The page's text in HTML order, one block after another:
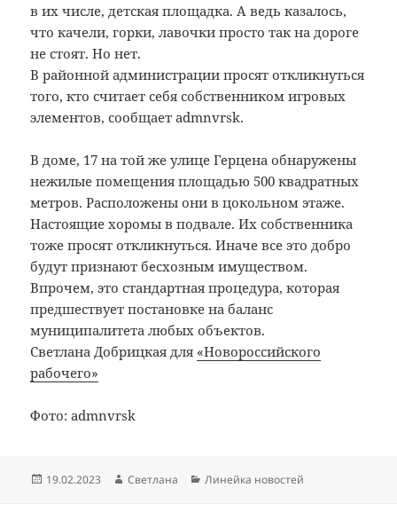
в их числе, детская площадка. А ведь казалось,
что качели, горки, лавочки просто так на дороге
не стоят. Но нет.
В районной администрации просят откликнуться
того, кто считает себя собственником игровых
элементов, сообщает admnvrsk.
В доме, 17 на той же улице Герцена обнаружены
нежилые помещения площадью 500 квадратных
метров. Расположены они в цокольном этаже.
Настоящие хоромы в подвале. Их собственника
тоже просят откликнуться. Иначе все это добро
будут признают бесхозным имуществом.
Впрочем, это стандартная процедура, которая
предшествует постановке на баланс
муниципалитета любых объектов.
Светлана Добрицкая для «Новороссийского
рабочего»
Фото: admnvrsk
Опубликовано
19.02.2023 Автор
Светлана Рубрики
Линейка новостей